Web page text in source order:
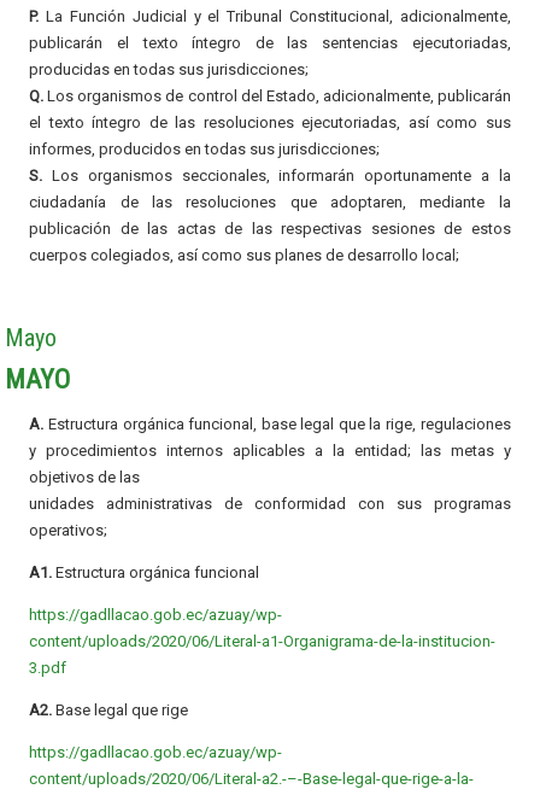
P. La Función Judicial y el Tribunal Constitucional, adicionalmente,
publicarán el texto íntegro de las sentencias ejecutoriadas,
producidas en todas sus jurisdicciones;
Q. Los organismos de control del Estado, adicionalmente, publicarán
el texto íntegro de las resoluciones ejecutoriadas, así como sus
informes, producidos en todas sus jurisdicciones;
S. Los organismos seccionales, informarán oportunamente a la
ciudadanía de las resoluciones que adoptaren, mediante la
publicación de las actas de las respectivas sesiones de estos
cuerpos colegiados, así como sus planes de desarrollo local;
Mayo
MAYO
A. Estructura orgánica funcional, base legal que la rige, regulaciones
y procedimientos internos aplicables a la entidad; las metas y
objetivos de las
unidades administrativas de conformidad con sus programas
operativos;
A1. Estructura orgánica funcional
https://gadllacao.gob.ec/azuay/wp-
content/uploads/2020/06/Literal-a1-Organigrama-de-la-institucion-
3.pdf
A2. Base legal que rige
https://gadllacao.gob.ec/azuay/wp-
content/uploads/2020/06/Literal-a2.-–-Base-legal-que-rige-a-la-